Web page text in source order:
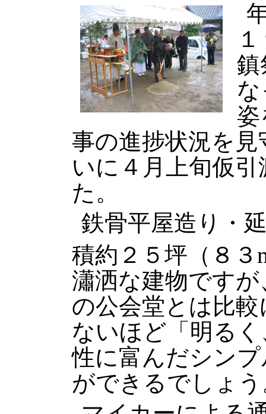
鎮
姿
事の進捗状況を
いに４月上旬仮
た。
鉄骨平屋造り・
積約２５坪（８３
瀟洒な建物ですが
の公会堂とは比較
ないほど「明る
性に富んだシン
ができるでしょ